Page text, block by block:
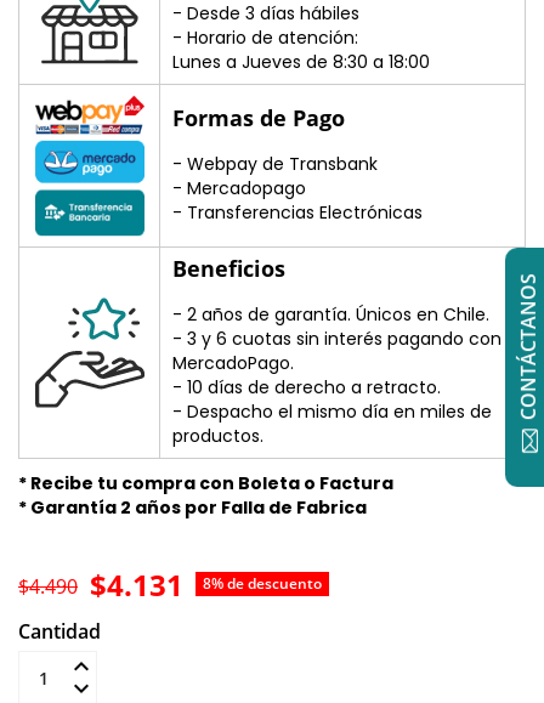
- Desde 3 días hábiles
- Horario de atención:
Lunes a Jueves de 8:30 a 18:00
Formas de Pago
- Webpay de Transbank
- Mercadopago
- Transferencias Electrónicas
Beneficios
- 2 años de garantía. Únicos en Chile.
- 3 y 6 cuotas sin interés pagando con
MercadoPago.
- 10 días de derecho a retracto.
- Despacho el mismo día en miles de
productos.
* Recibe tu compra con Boleta o Factura
* Garantía 2 años por Falla de Fabrica
$4.131 8% de descuento
$4.490
Cantidad
CONTÁCTANOS